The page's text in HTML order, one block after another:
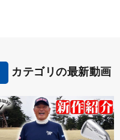
カテゴリの最新動画